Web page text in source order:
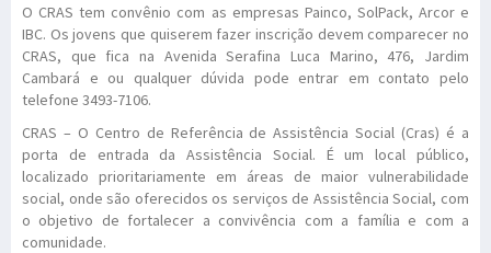
O CRAS tem convênio com as empresas Painco, SolPack, Arcor e
IBC. Os jovens que quiserem fazer inscrição devem comparecer no
CRAS, que fica na Avenida Serafina Luca Marino, 476, Jardim
Cambará e ou qualquer dúvida pode entrar em contato pelo
telefone 3493-7106.
CRAS – O Centro de Referência de Assistência Social (Cras) é a
porta de entrada da Assistência Social. É um local público,
localizado prioritariamente em áreas de maior vulnerabilidade
social, onde são oferecidos os serviços de Assistência Social, com
o objetivo de fortalecer a convivência com a família e com a
comunidade.